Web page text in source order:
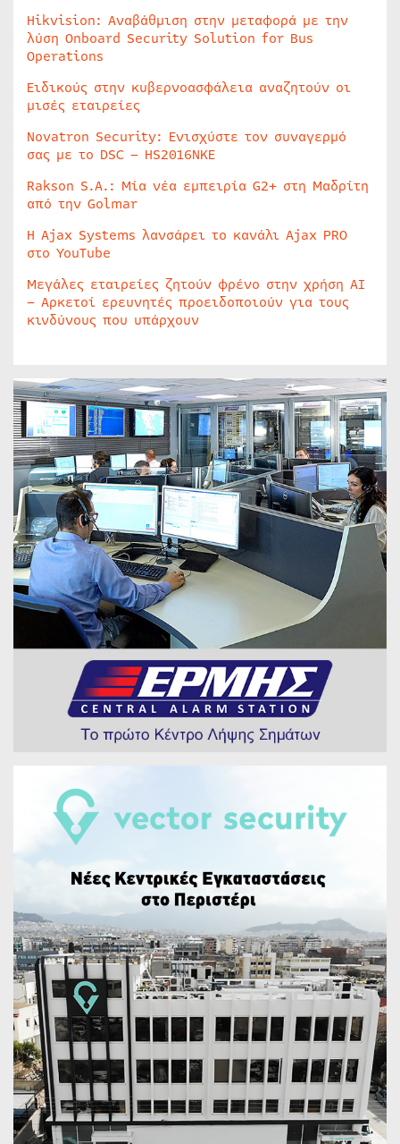
Hikvision: Αναβάθμιση στην μεταφορά με την
λύση Onboard Security Solution for Bus
Operations
Ειδικούς στην κυβερνοασφάλεια αναζητούν οι
μισές εταιρείες
Novatron Security: Ενισχύστε τον συναγερμό
σας με το DSC – HS2016NKE
Rakson S.A.: Μία νέα εμπειρία G2+ στη Μαδρίτη
από την Golmar
Η Ajax Systems λανσάρει το κανάλι Ajax PRO
στο YouTube
Μεγάλες εταιρείες ζητούν φρένο στην χρήση AI
– Αρκετοί ερευνητές προειδοποιούν για τους
κινδύνους που υπάρχουν